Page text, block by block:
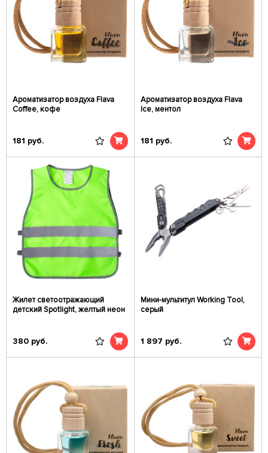
Ароматизатор воздуха Flava
Coffee, кофе
181 руб.
Ароматизатор воздуха Flava
Ice, ментол
181 руб.
Жилет светоотражающий
детский Spotlight, желтый неон
380 руб.
Мини-мультитул Working Tool,
серый
1 897 руб.